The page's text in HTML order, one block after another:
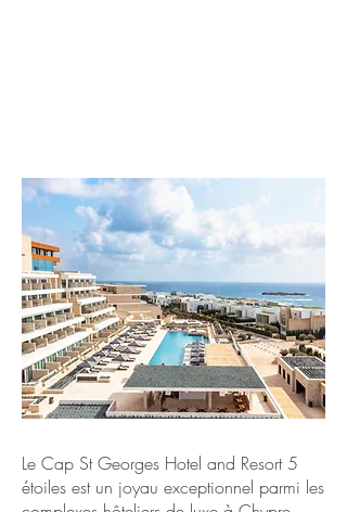
Le Cap St Georges Hotel and Resort 5
étoiles est un joyau exceptionnel parmi les